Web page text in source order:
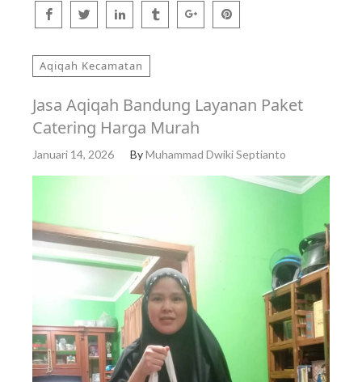
Aqiqah Kecamatan
Jasa Aqiqah Bandung Layanan Paket
Catering Harga Murah
Januari 14, 2026 ByMuhammad Dwiki Septianto